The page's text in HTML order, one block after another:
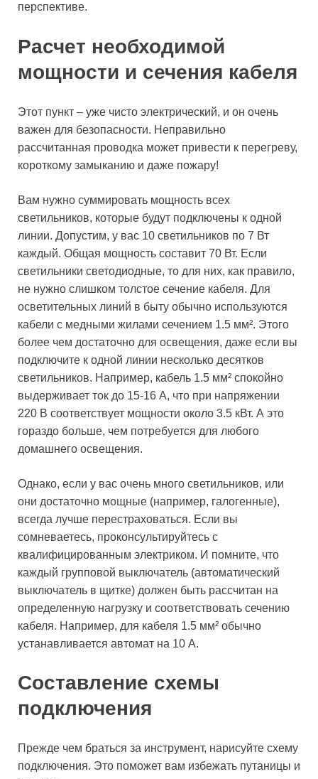
перспективе.
Расчет необходимой
мощности и сечения кабеля
Этот пункт – уже чисто электрический, и он очень
важен для безопасности. Неправильно
рассчитанная проводка может привести к перегреву,
короткому замыканию и даже пожару!
Вам нужно суммировать мощность всех
светильников, которые будут подключены к одной
линии. Допустим, у вас 10 светильников по 7 Вт
каждый. Общая мощность составит 70 Вт. Если
светильники светодиодные, то для них, как правило,
не нужно слишком толстое сечение кабеля. Для
осветительных линий в быту обычно используются
кабели с медными жилами сечением 1.5 мм². Этого
более чем достаточно для освещения, даже если вы
подключите к одной линии несколько десятков
светильников. Например, кабель 1.5 мм² спокойно
выдерживает ток до 15-16 А, что при напряжении
220 В соответствует мощности около 3.5 кВт. А это
гораздо больше, чем потребуется для любого
домашнего освещения.
Однако, если у вас очень много светильников, или
они достаточно мощные (например, галогенные),
всегда лучше перестраховаться. Если вы
сомневаетесь, проконсультируйтесь с
квалифицированным электриком. И помните, что
каждый групповой выключатель (автоматический
выключатель в щитке) должен быть рассчитан на
определенную нагрузку и соответствовать сечению
кабеля. Например, для кабеля 1.5 мм² обычно
устанавливается автомат на 10 А.
Составление схемы
подключения
Прежде чем браться за инструмент, нарисуйте схему
подключения. Это поможет вам избежать путаницы и